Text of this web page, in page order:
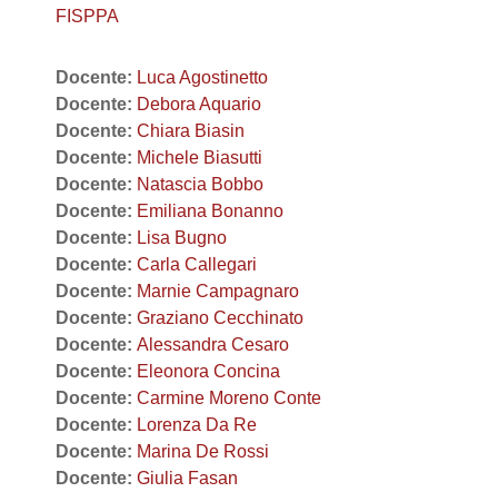
FISPPA
Docente: Luca Agostinetto
Docente: Debora Aquario
Docente: Chiara Biasin
Docente: Michele Biasutti
Docente: Natascia Bobbo
Docente: Emiliana Bonanno
Docente: Lisa Bugno
Docente: Carla Callegari
Docente: Marnie Campagnaro
Docente: Graziano Cecchinato
Docente: Alessandra Cesaro
Docente: Eleonora Concina
Docente: Carmine Moreno Conte
Docente: Lorenza Da Re
Docente: Marina De Rossi
Docente: Giulia Fasan